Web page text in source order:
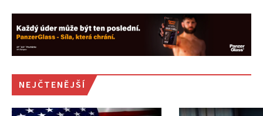
NEJČTENĚJŠÍ